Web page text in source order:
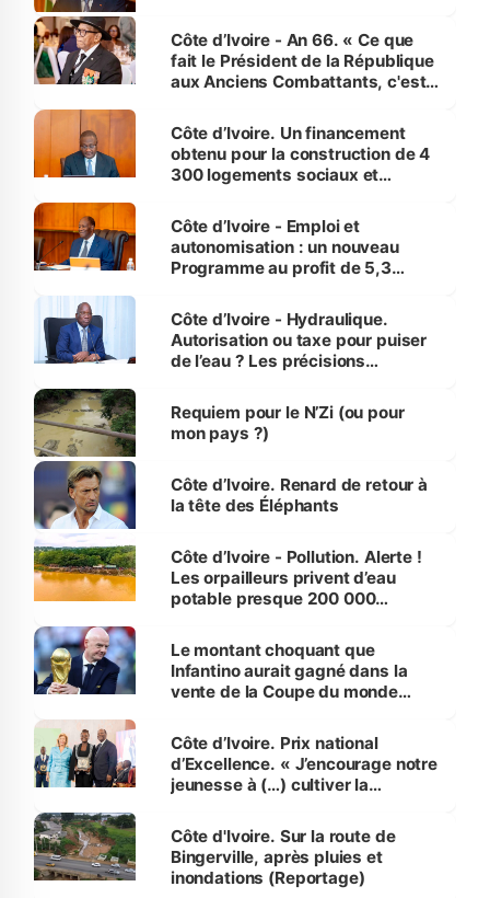
Côte d’Ivoire - An 66. « Ce que
fait le Président de la République
aux Anciens Combattants, c'est
Côte d’Ivoire. Un financement
obtenu pour la construction de 4
300 logements sociaux et
et Yamoussoukro
Côte d’Ivoire - Emploi et
autonomisation : un nouveau
Programme au profit de 5,3
Côte d’Ivoire - Hydraulique.
Autorisation ou taxe pour puiser
de l’eau ? Les précisions
Requiem pour le N’Zi (ou pour
mon pays ?)
Côte d’Ivoire. Renard de retour à
la tête des Éléphants
Côte d’Ivoire - Pollution. Alerte !
Les orpailleurs privent d’eau
potable presque 200 000
Le montant choquant que
Infantino aurait gagné dans la
vente de la Coupe du monde
Côte d’Ivoire. Prix national
d’Excellence. « J’encourage notre
jeunesse à (…) cultiver la
(Alassane Ouattara
Côte d'Ivoire. Sur la route de
Bingerville, après pluies et
inondations (Reportage)